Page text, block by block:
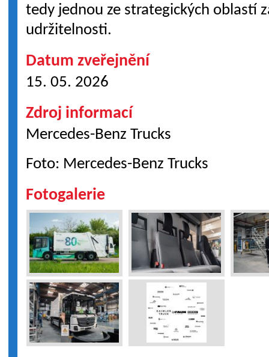
tedy jednou ze strategických oblastí
udržitelnosti.
Datum zveřejnění
15. 05. 2026
Zdroj informací
Mercedes-Benz Trucks
Foto: Mercedes-Benz Trucks
Fotogalerie